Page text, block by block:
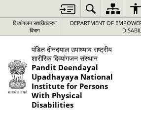
दिव्यांगजन सशक्तिकरण
विभाग
DEPARTMENT OF
पंडित दीनदयाल उपाध्याय राष्ट्रीय
शारीरिक दिव्यांगजन संस्थान
Pandit Deendayal
Upadhayaya National
Institute for Persons
With Physical
Disabilities